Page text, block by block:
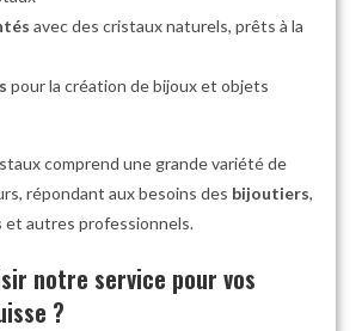
avec des cristaux naturels, prêts à la
pour la création de bijoux et objets
comprend une grande variété de
répondant aux besoins des bijoutiers,
et autres professionnels.
notre service pour vos
?